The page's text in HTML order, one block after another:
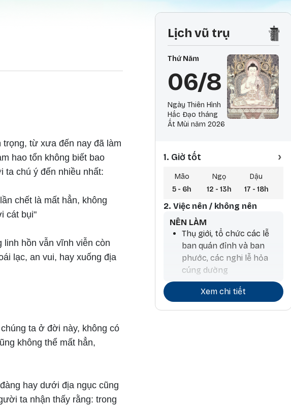
trọng, từ xưa đến nay đã làm
hao tổn không biết bao
ta chú ý đến nhiều nhất:
chết là mất hẳn, không
cát bụi"
hồn vẫn vĩnh viễn còn
lạc, an vui, hay xuống địa
ta ở đời này, không có
không thể mất hẳn,
hay dưới địa ngục cũng
ta nhận thấy rằng: trong
Lịch vũ trụ
Thứ Năm
06/8
Ngày Thiên Hình
Hắc Đạo tháng
Ất Mùi năm 2026
1. Giờ tốt ›
Mão
5 - 6h
Ngọ
12 - 13h
Dậu
17 - 18h
2. Việc nên / không nên
NÊN LÀM
Thụ giới, tổ chức các lễ
ban quán đỉnh và ban
phước, các nghi lễ hỏa
cúng dường
Thực hành chân ngôn
và kiến lập các mandala
Xem chi tiết